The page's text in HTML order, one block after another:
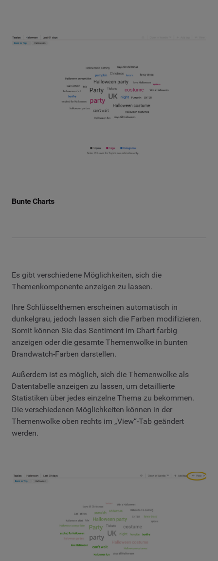
Bunte Charts
Es gibt verschiedene Möglichkeiten, sich die
Themenkomponente anzeigen zu lassen.
Ihre Schlüsselthemen erscheinen automatisch in
dunkelgrau, jedoch lassen sich die Farben modifizieren.
Somit können Sie das Sentiment im Chart farbig
anzeigen oder die gesamte Themenwolke in bunten
Brandwatch-Farben darstellen.
Außerdem ist es möglich, sich die Themenwolke als
Datentabelle anzeigen zu lassen, um detaillierte
Statistiken über jedes einzelne Thema zu bekommen.
Die verschiedenen Möglichkeiten können in der
Themenwolke oben rechts im „View“-Tab geändert
werden.